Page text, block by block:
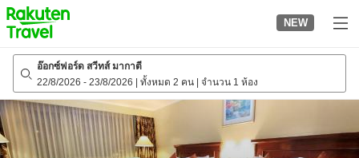
to
top
page
NEW
อ๊อกซ์ฟอร์ด สวีทส์ มากาตี
22/8/2026 - 23/8/2026 ทั้งหมด 2 คน จำนวน 1 ห้อง